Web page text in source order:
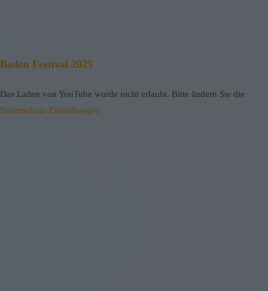
Baden Festival 2025
Das Laden von YouTube wurde nicht erlaubt. Bitte ändern Sie die
Datenschutz-Einstellungen